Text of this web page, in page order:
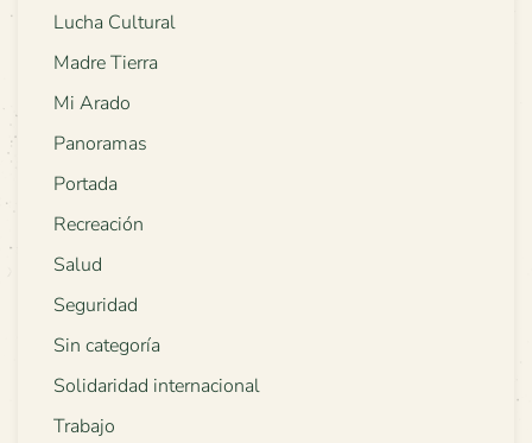
Lucha Cultural
Madre Tierra
Mi Arado
Panoramas
Portada
Recreación
Salud
Seguridad
Sin categoría
Solidaridad internacional
Trabajo